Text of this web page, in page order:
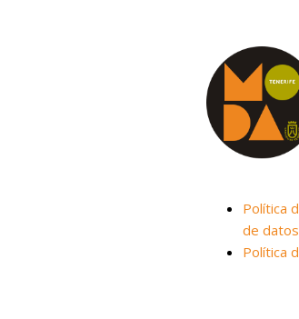
Política
de datos
Política